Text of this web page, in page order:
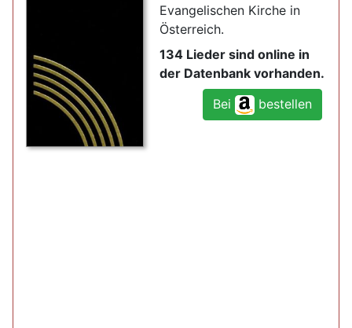
Evangelischen Kirche in
Österreich.
134 Lieder sind online in
der Datenbank vorhanden.
Bei
bestellen